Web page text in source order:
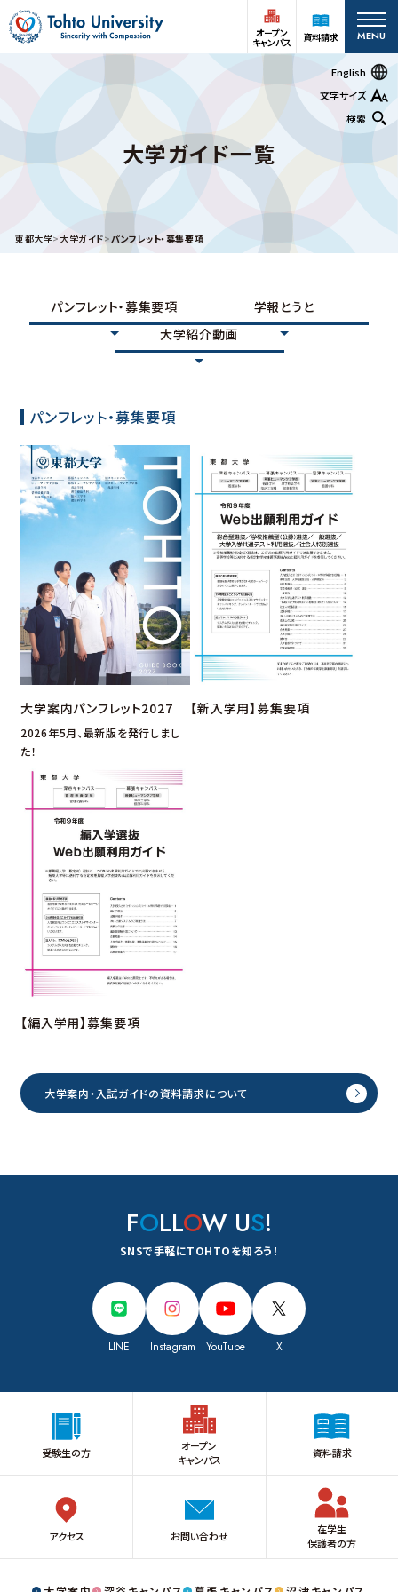
English
文字サイズ
検索
オープン
キャンパス 資料請求
アクセス お問い合わせ
保護者の方
大学案内
東都大学の取り組み
深谷キャンパスTOP
ヒューマンケア学部 看護学科
キャンパスライフ
就職
地域貢献・研究活動
幕張キャンパスTOP
幕張ヒューマンケア学部 看護学科
幕張ヒューマンケア学部 理学療法学科
幕張ヒューマンケア学部 臨床工学科
幕張ヒューマンケア学部 健康科学科
キャンパスライフ
図書館
沼津キャンパス
沼津キャンパスTOP
沼津ヒューマンケア学部 看護学科
キャンパスライフ
地域貢献・研究活動
サイトマップこのサイトについて個人情報保護方針
音声ブラウザへの対応
関連リンク 教職員
MENU
東都大学 大学ガイド パンフレット・募集要項
大学ガイド一覧
パンフレット・募集要項
学報とうと
大学紹介動画
パンフレット・募集要項
大学案内パンフレット2027
2026年5月、最新版を発行しまし
た！
【新入学用】募集要項
【編入学用】募集要項
大学案内・入試ガイドの資料請求について
FOLLOW US!
SNSで手軽にTOHTOを知ろう！
LINE Instagram YouTube X
受験生の方
オープン
キャンパス
資料請求
アクセス お問い合わせ
在学生
保護者の方